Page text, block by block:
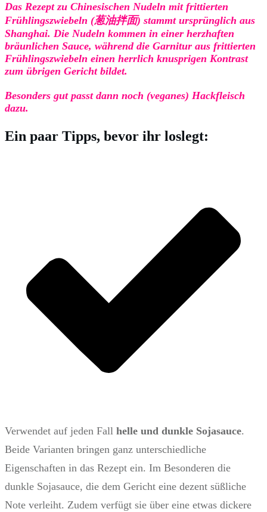
Das Rezept zu Chinesischen Nudeln mit frittierten
Frühlingszwiebeln (葱油拌面) stammt ursprünglich aus
Shanghai. Die Nudeln kommen in einer herzhaften
bräunlichen Sauce, während die Garnitur aus frittierten
Frühlingszwiebeln einen herrlich knusprigen Kontrast
zum übrigen Gericht bildet.
Besonders gut passt dann noch (veganes) Hackfleisch
dazu.
Ein paar Tipps, bevor ihr loslegt:
Verwendet auf jeden Fall helle und dunkle Sojasauce.
Beide Varianten bringen ganz unterschiedliche
Eigenschaften in das Rezept ein. Im Besonderen die
dunkle Sojasauce, die dem Gericht eine dezent süßliche
Note verleiht. Zudem verfügt sie über eine etwas dickere